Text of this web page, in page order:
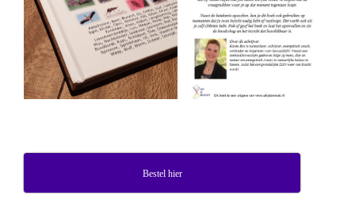
Bestel hier